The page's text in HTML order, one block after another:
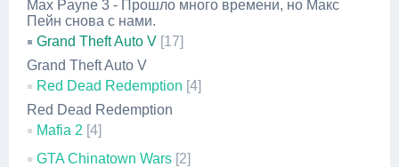
Max Payne 3 - Прошло много времени, но Макс
Пейн снова с нами.
Grand Theft Auto V [17]
Grand Theft Auto V
Red Dead Redemption [4]
Red Dead Redemption
Mafia 2 [4]
GTA Chinatown Wars [2]